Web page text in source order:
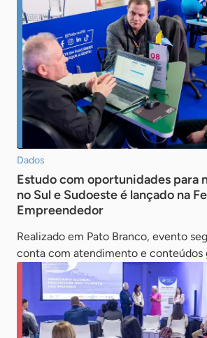
Dados
Estudo com oportunidades para
no Sul e Sudoeste é lançado na
Empreendedor
Realizado em Pato Branco, evento
conta com atendimento e conteúdos